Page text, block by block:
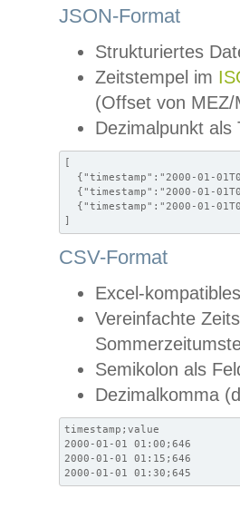
JSON-Format
Strukturiertes
Zeitstempel im
(Offset von MEZ/
Dezimalpunkt als
[
{"timestamp":"2000-01-
{"timestamp":"2000-01-
{"timestamp":"2000-01-
]
CSV-Format
Excel-
Vereinfachte
Semikolon als
Dezimalkomma
timestamp;value
2000-01-01 01:00;646
2000-01-01 01:15;646
2000-01-01 01:30;645